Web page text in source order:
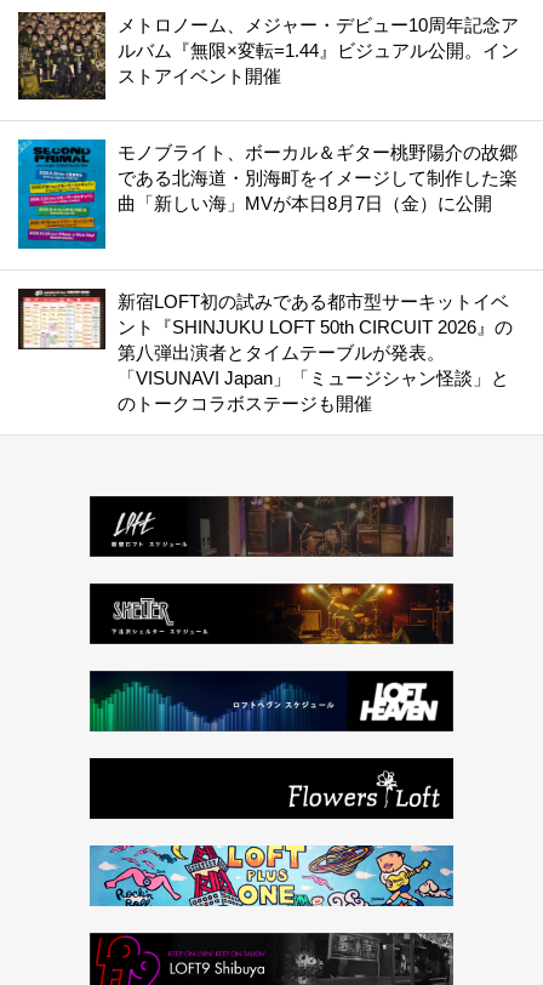
メトロノーム、メジャー・デビュー10周年記念ア
ルバム『無限×変転=1.44』ビジュアル公開。イン
ストアイベント開催
モノブライト、ボーカル＆ギター桃野陽介の故郷
である北海道・別海町をイメージして制作した楽
曲「新しい海」MVが本日8月7日（金）に公開
新宿LOFT初の試みである都市型サーキットイベ
ント『SHINJUKU LOFT 50th CIRCUIT 2026』の
第八弾出演者とタイムテーブルが発表。
「VISUNAVI Japan」「ミュージシャン怪談」と
のトークコラボステージも開催